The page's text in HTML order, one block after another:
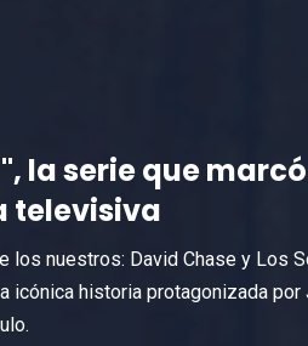
la serie que
televisiva
nuestros: David Chase y Los
icónica historia protagonizada por